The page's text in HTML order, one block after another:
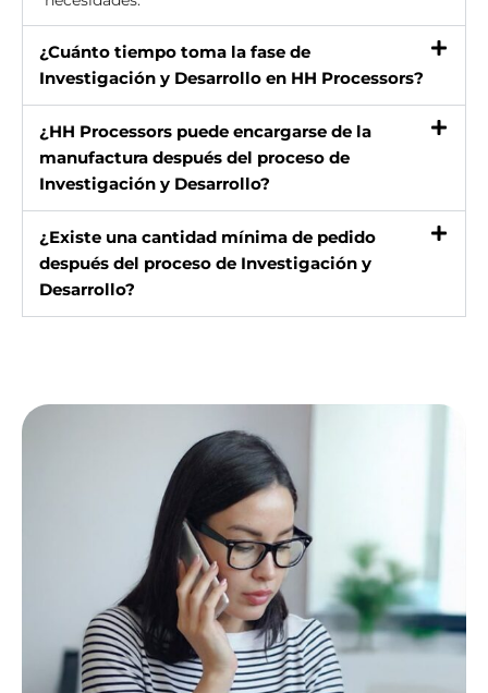
¿Cuánto tiempo toma la fase de
Investigación y Desarrollo en HH Processors?
¿HH Processors puede encargarse de la
manufactura después del proceso de
Investigación y Desarrollo?
¿Existe una cantidad mínima de pedido
después del proceso de Investigación y
Desarrollo?